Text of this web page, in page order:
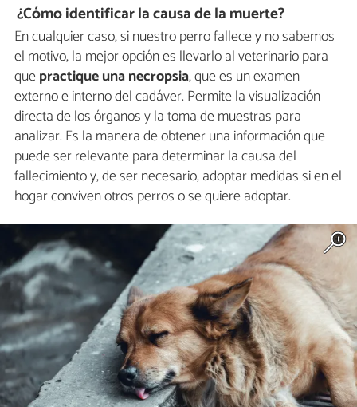
¿Cómo identificar la causa de la muerte?
En cualquier caso, si nuestro perro fallece y no sabemos
el motivo, la mejor opción es llevarlo al veterinario para
quepractique una necropsia, que es un examen
externo e interno del cadáver. Permite la visualización
directa de los órganos y la toma de muestras para
analizar. Es la manera de obtener una información que
puede ser relevante para determinar la causa del
fallecimiento y, de ser necesario, adoptar medidas si en el
hogar conviven otros perros o se quiere adoptar.